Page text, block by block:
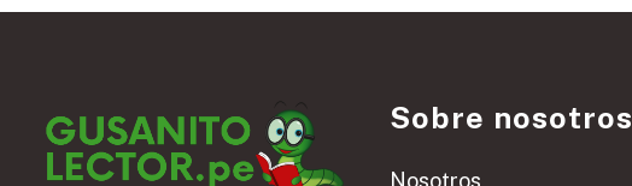
Sobre nosotros
Nosotros